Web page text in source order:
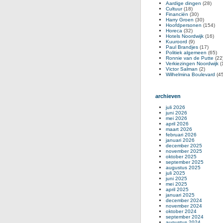
Aardige dingen (28)
Cultuur(18)
Financiën (30)
Harry Groen (30)
Hoofdpersonen (154)
Horeca (32)
Hotels Noordwijk (16)
Kuuroord (9)
Paul Brandjes (17)
Politiek algemeen (65)
Ronnie van de Putte
Verkiezingen Noordwijk
Victor Salman (2)
Wilhelmina Boulevard
archieven
juli 2026
juni 2026
mei 2026
april 2026
maart 2026
februari 2026
januari 2026
december 2025
november 2025
oktober 2025
september 2025
augustus 2025
juli 2025
juni 2025
mei 2025
april 2025
januari 2025
december 2024
november 2024
oktober 2024
september 2024